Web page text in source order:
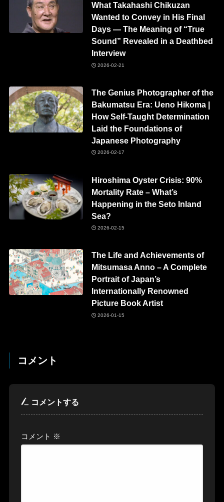
What Takahashi Chikuzan
Wanted to Convey in His Final
Days — The Meaning of “True
Sound” Revealed in a Deathbed
Interview
2026-02-21
The Genius Photographer of the
Bakumatsu Era: Ueno Hikoma |
How Self-Taught Determination
Laid the Foundations of
Japanese Photography
2026-02-17
Hiroshima Oyster Crisis: 90%
Mortality Rate – What’s
Happening in the Seto Inland
Sea?
2026-02-15
The Life and Achievements of
Mitsumasa Anno – A Complete
Portrait of Japan’s
Internationally Renowned
Picture Book Artist
2026-01-15
コメント
コメントする
コメント ※